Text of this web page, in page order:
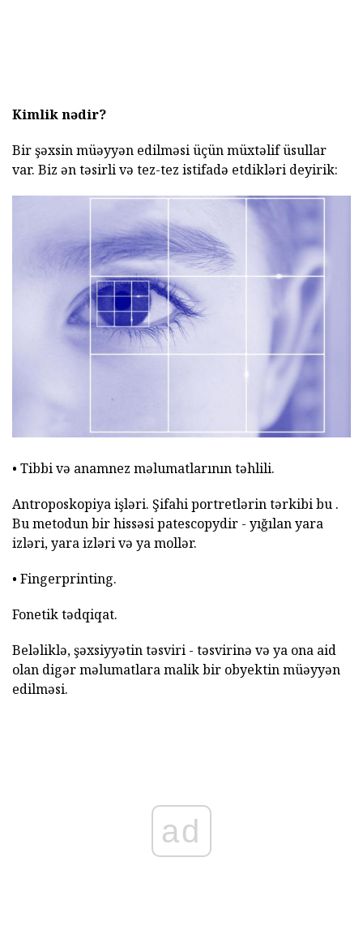
Kimlik nədir?
Bir şəxsin müəyyən edilməsi üçün müxtəlif üsullar
var. Biz ən təsirli və tez-tez istifadə etdikləri deyirik:
• Tibbi və anamnez məlumatlarının təhlili.
Antroposkopiya işləri. Şifahi portretlərin tərkibi bu .
Bu metodun bir hissəsi patescopydir - yığılan yara
izləri, yara izləri və ya mollər.
• Fingerprinting.
Fonetik tədqiqat.
Beləliklə, şəxsiyyətin təsviri - təsvirinə və ya ona aid
olan digər məlumatlara malik bir obyektin müəyyən
edilməsi.
ad